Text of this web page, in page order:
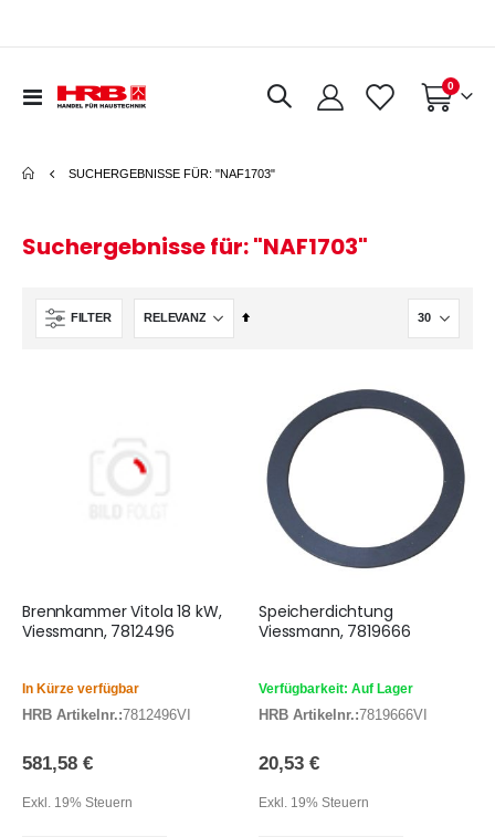
Navigation
Warenkorb
0Artikel
SUCHERGEBNISSE FÜR: "NAF1703"
Suchergebnisse für: "NAF1703"
FILTER
In
Brennkammer Vitola 18 kW,
Viessmann, 7812496
In Kürze verfügbar
HRB Artikelnr.:7812496VI
581,58 €
Exkl. 19% Steuern
Speicherdichtung
Viessmann, 7819666
Verfügbarkeit: Auf Lager
HRB Artikelnr.:7819666VI
20,53 €
Exkl. 19% Steuern